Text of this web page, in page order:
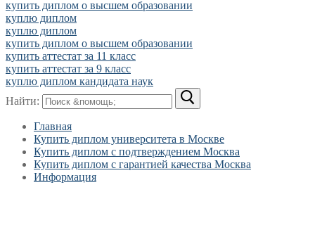
купить диплом о высшем образовании
куплю диплом
куплю диплом
купить диплом о высшем образовании
купить аттестат за 11 класс
купить аттестат за 9 класс
куплю диплом кандидата наук
Найти:
Главная
Купить диплом университета в Москве
Купить диплом с подтверждением Москва
Купить диплом с гарантией качества Москва
Информация